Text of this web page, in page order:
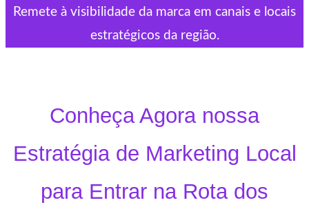
Remete à visibilidade da marca em canais e locais
estratégicos da região.
Conheça Agora nossa
Estratégia de Marketing Local
para Entrar na Rota dos